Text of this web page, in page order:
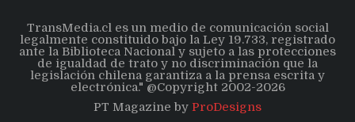
TransMedia.cl es un medio de comunicación social
legalmente constituido bajo la Ley 19.733, registrado
ante la Biblioteca Nacional y sujeto a las protecciones
de igualdad de trato y no discriminación que la
legislación chilena garantiza a la prensa escrita y
electrónica." @Copyright 2002-2026
PT Magazine by ProDesigns